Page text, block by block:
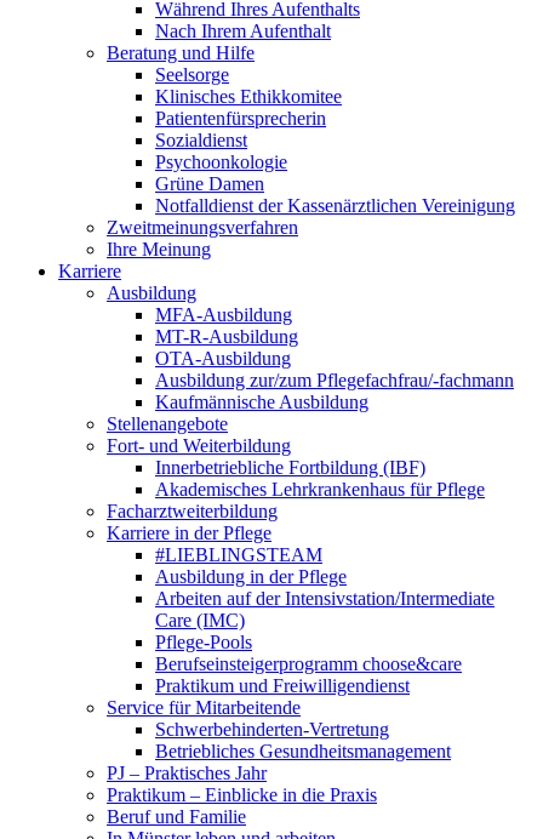
Während Ihres Aufenthalts
Nach Ihrem Aufenthalt
Beratung und Hilfe
Seelsorge
Klinisches Ethikkomitee
Patientenfürsprecherin
Sozialdienst
Psychoonkologie
Grüne Damen
Notfalldienst der Kassenärztlichen Vereinigung
Zweitmeinungsverfahren
Ihre Meinung
Karriere
Ausbildung
MFA-Ausbildung
MT-R-Ausbildung
OTA-Ausbildung
Ausbildung zur/zum Pflegefachfrau/-fachmann
Kaufmännische Ausbildung
Stellenangebote
Fort- und Weiterbildung
Innerbetriebliche Fortbildung (IBF)
Akademisches Lehrkrankenhaus für Pflege
Facharztweiterbildung
Karriere in der Pflege
#LIEBLINGSTEAM
Ausbildung in der Pflege
Arbeiten auf der Intensivstation/Intermediate
Care (IMC)
Pflege-Pools
Berufseinsteigerprogramm choose&care
Praktikum und Freiwilligendienst
Service für Mitarbeitende
Schwerbehinderten-Vertretung
Betriebliches Gesundheitsmanagement
PJ – Praktisches Jahr
Praktikum – Einblicke in die Praxis
Beruf und Familie